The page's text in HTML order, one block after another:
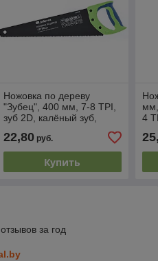
Ножовка по дереву
"Зубец", 400 мм, 7-8 TPI,
зуб 2D, калёный зуб,
двухкомпонентная
рукоятка
22,80руб.
Купить
4
за год